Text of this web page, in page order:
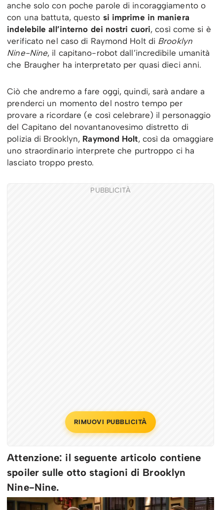
anche solo con poche parole di incoraggiamento o
con una battuta, questo si imprime in maniera
indelebile all’interno dei nostri cuori, così come si è
verificato nel caso di Raymond Holt di Brooklyn
Nine-Nine, il capitano-robot dall’incredibile umanità
che Braugher ha interpretato per quasi dieci anni.
Ciò che andremo a fare oggi, quindi, sarà andare a
prenderci un momento del nostro tempo per
provare a ricordare (e così celebrare) il personaggio
del Capitano del novantanovesimo distretto di
polizia di Brooklyn, Raymond Holt, così da omaggiare
uno straordinario interprete che purtroppo ci ha
lasciato troppo presto.
PUBBLICITÀ
RIMUOVI PUBBLICITÀ
Attenzione: il seguente articolo contiene
spoiler sulle otto stagioni di Brooklyn
Nine-Nine.